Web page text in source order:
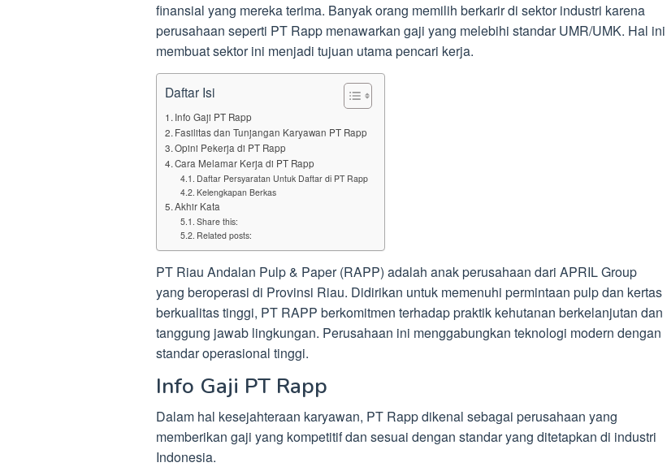
finansial yang mereka terima. Banyak orang memilih berkarir di sektor industri karena
perusahaan seperti PT Rapp menawarkan gaji yang melebihi standar UMR/UMK. Hal ini
membuat sektor ini menjadi tujuan utama pencari kerja.
Daftar Isi
Info Gaji PT Rapp
Fasilitas dan Tunjangan Karyawan PT Rapp
Opini Pekerja di PT Rapp
Cara Melamar Kerja di PT Rapp
Daftar Persyaratan Untuk Daftar di PT Rapp
Kelengkapan Berkas
Akhir Kata
Share this:
Related posts:
PT Riau Andalan Pulp & Paper (RAPP) adalah anak perusahaan dari APRIL Group
yang beroperasi di Provinsi Riau. Didirikan untuk memenuhi permintaan pulp dan kertas
berkualitas tinggi, PT RAPP berkomitmen terhadap praktik kehutanan berkelanjutan dan
tanggung jawab lingkungan. Perusahaan ini menggabungkan teknologi modern dengan
standar operasional tinggi.
Info Gaji PT Rapp
Dalam hal kesejahteraan karyawan, PT Rapp dikenal sebagai perusahaan yang
memberikan gaji yang kompetitif dan sesuai dengan standar yang ditetapkan di industri
Indonesia.